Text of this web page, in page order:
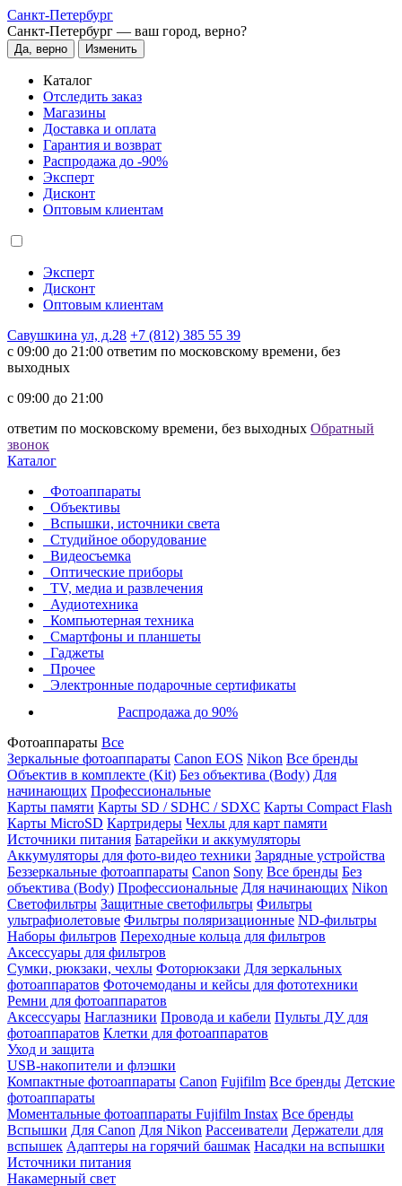
Санкт-Петербург
Санкт-Петербург — ваш город, верно?
Да, верно Изменить
Каталог
Отследить заказ
Магазины
Доставка и оплата
Гарантия и возврат
Распродажа до -90%
Эксперт
Дисконт
Оптовым клиентам
Эксперт
Дисконт
Оптовым клиентам
Савушкина ул, д.28 +7 (812) 385 55 39
c 09:00 до 21:00 ответим по московскому времени, без
выходных
c 09:00 до 21:00
ответим по московскому времени, без выходных Обратный
звонок
Каталог
Фотоаппараты
Объективы
Вспышки, источники света
Студийное оборудование
Видеосъемка
Оптические приборы
TV, медиа и развлечения
Аудиотехника
Компьютерная техника
Смартфоны и планшеты
Гаджеты
Прочее
Электронные подарочные сертификаты
Распродажа до 90%
Фотоаппараты Все
Зеркальные фотоаппараты Canon EOS Nikon Все бренды
Объектив в комплекте (Kit) Без объектива (Body) Для
начинающих Профессиональные
Карты памяти Карты SD / SDHC / SDXC Карты Compact Flash
Карты MicroSD Картридеры Чехлы для карт памяти
Источники питания Батарейки и аккумуляторы
Аккумуляторы для фото-видео техники Зарядные устройства
Беззеркальные фотоаппараты Canon Sony Все бренды Без
объектива (Body) Профессиональные Для начинающих Nikon
Светофильтры Защитные светофильтры Фильтры
ультрафиолетовые Фильтры поляризационные ND-фильтры
Наборы фильтров Переходные кольца для фильтров
Аксессуары для фильтров
Сумки, рюкзаки, чехлы Фоторюкзаки Для зеркальных
фотоаппаратов Фоточемоданы и кейсы для фототехники
Ремни для фотоаппаратов
Аксессуары Наглазники Провода и кабели Пульты ДУ для
фотоаппаратов Клетки для фотоаппаратов
Уход и защита
USB-накопители и флэшки
Компактные фотоаппараты Canon Fujifilm Все бренды Детские
фотоаппараты
Моментальные фотоаппараты Fujifilm Instax Все бренды
Вспышки Для Canon Для Nikon Рассеиватели Держатели для
вспышек Адаптеры на горячий башмак Насадки на вспышки
Источники питания
Накамерный свет